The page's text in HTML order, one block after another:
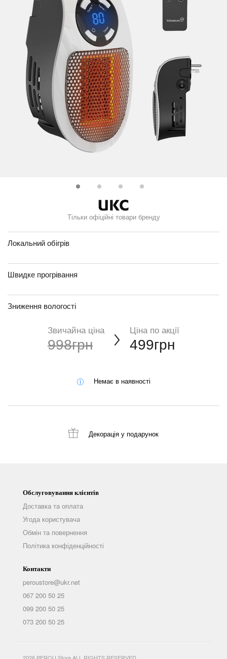
Тільки офіційні товари бренду
Локальний обігрів
Швидке прогрівання
Зниження вологості
Звичайна ціна
998грн
Ціна по акції
499грн
Немає в наявності
Декорація у подарунок
Обслуговування клієнтів
Доставка та оплата
Угода користувача
Обмін та повернення
Політика конфіденційності
Контакти
peroustore@ukr.net
067 200 50 25
099 200 50 25
073 200 50 25